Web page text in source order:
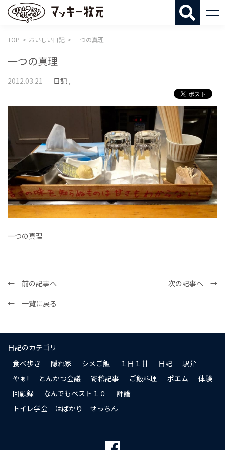
TOP おいしい日記 一つの真理
一つの真理
2012.03.21 日記 ,
一つの真理
← 前の記事へ
次の記事へ →
← 一覧に戻る
日記のカテゴリ
食べ歩き
隠れ家 シメご飯 １日１甘 日記
駅弁
やぁ!
とんかつ会議 寄稿記事 ご飯料理 ポエム
体験
回顧録
なんでもベスト１０
評論
トイレ学会 はばかり せっちん